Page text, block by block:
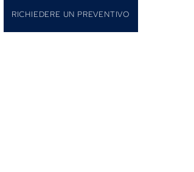
RICHIEDERE UN PREVENTIVO